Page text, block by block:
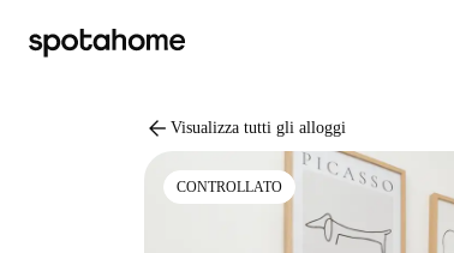
arrow_back Visualizza tutti gli alloggi
CONTROLLATO